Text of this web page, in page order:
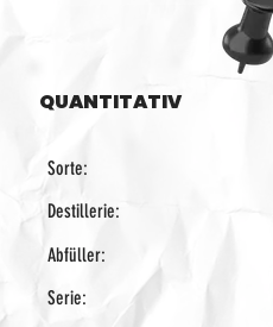
QUANTITATIV
Sorte:
Destillerie:
Abfüller:
Serie: